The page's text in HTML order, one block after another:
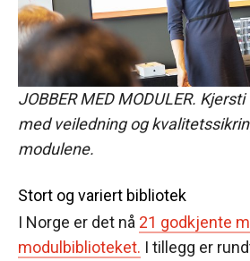
JOBBER MED MODULER.
med veiledning og
modulene.
Stort og variert bibliotek
I Norge er det nå 21 godkjente
modulbiblioteket. I tillegg er